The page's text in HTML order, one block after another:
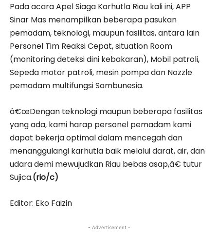
Pada acara Apel Siaga Karhutla Riau kali ini, APP
Sinar Mas menampilkan beberapa pasukan
pemadam, teknologi, maupun fasilitas, antara lain
Personel Tim Reaksi Cepat, situation Room
(monitoring deteksi dini kebakaran), Mobil patroli,
Sepeda motor patroli, mesin pompa dan Nozzle
pemadam multifungsi Sambunesia.
â€œDengan teknologi maupun beberapa fasilitas
yang ada, kami harap personel pemadam kami
dapat bekerja optimal dalam mencegah dan
menanggulangi karhutla baik melalui darat, air, dan
udara demi mewujudkan Riau bebas asap,â€ tutur
Sujica.(rio/c)
Editor: Eko Faizin
- Advertisement -